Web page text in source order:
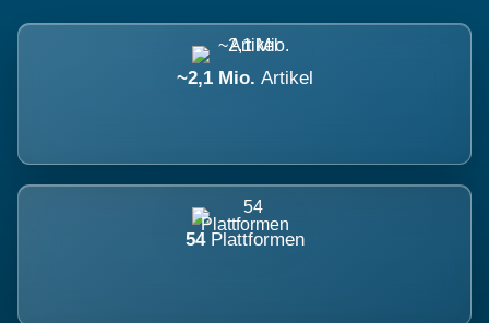
~2,1 Mio. Artikel
54 Plattformen